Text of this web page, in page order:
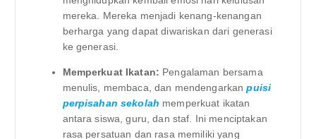
mereka. Mereka menjadi kenang-kenangan
berharga yang dapat diwariskan dari generasi
ke generasi.
Memperkuat Ikatan: Pengalaman bersama
menulis, membaca, dan mendengarkanpuisi
perpisahan sekolah memperkuat ikatan
antara siswa, guru, dan staf. Ini menciptakan
rasa persatuan dan rasa memiliki yang